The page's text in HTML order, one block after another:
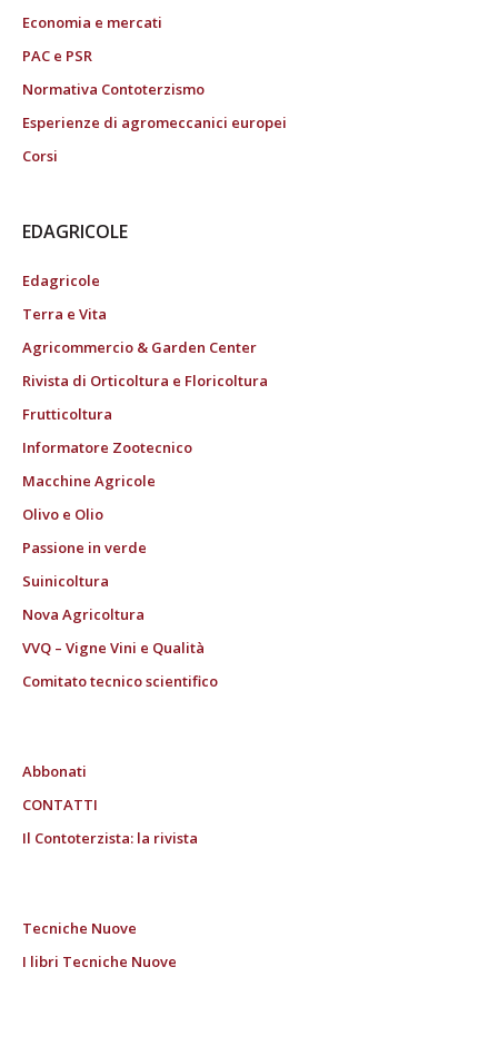
Economia e mercati
PAC e PSR
Normativa Contoterzismo
Esperienze di agromeccanici europei
Corsi
EDAGRICOLE
Edagricole
Terra e Vita
Agricommercio & Garden Center
Rivista di Orticoltura e Floricoltura
Frutticoltura
Informatore Zootecnico
Macchine Agricole
Olivo e Olio
Passione in verde
Suinicoltura
Nova Agricoltura
VVQ – Vigne Vini e Qualità
Comitato tecnico scientifico
Abbonati
CONTATTI
Il Contoterzista: la rivista
Tecniche Nuove
I libri Tecniche Nuove